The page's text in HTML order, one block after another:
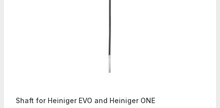
Shaft for Heiniger EVO and Heiniger ONE